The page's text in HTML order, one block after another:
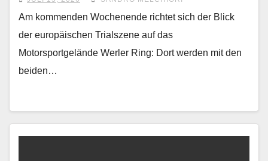
Am kommenden Wochenende richtet sich der Blick
der europäischen Trialszene auf das
Motorsportgelände Werler Ring: Dort werden mit den
beiden…